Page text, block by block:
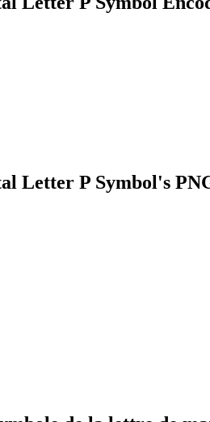
Letter P Symbol's